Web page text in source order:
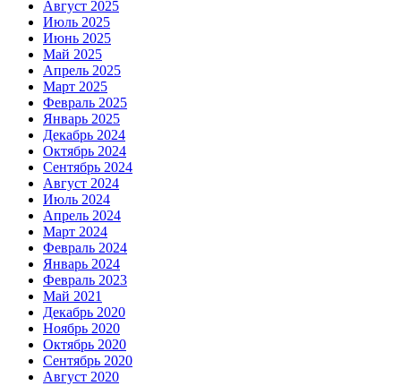
Август 2025
Июль 2025
Июнь 2025
Май 2025
Апрель 2025
Март 2025
Февраль 2025
Январь 2025
Декабрь 2024
Октябрь 2024
Сентябрь 2024
Август 2024
Июль 2024
Апрель 2024
Март 2024
Февраль 2024
Январь 2024
Февраль 2023
Май 2021
Декабрь 2020
Ноябрь 2020
Октябрь 2020
Сентябрь 2020
Август 2020